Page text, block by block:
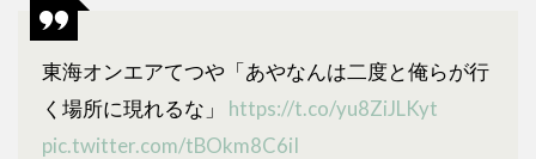
東海オンエアてつや「あやなんは二度と俺らが行
く場所に現れるな」 https://t.co/yu8ZiJLKyt
pic.twitter.com/tBOkm8C6iI